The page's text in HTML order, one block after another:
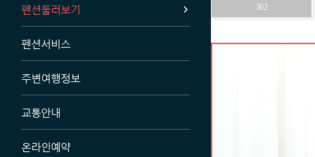
펜션둘러보기
펜션서비스
주변여행정보
교통안내
온라인예약
302